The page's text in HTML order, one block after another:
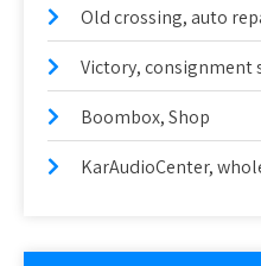
Old crossing, auto
Victory, consignment
Boombox, Shop
KarAudioCenter,